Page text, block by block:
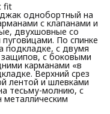
fit
однобортный на
с клапанами и
двухшовные со
По спинке
подкладке, с двумя
с боковыми
карманами «в
Верхний срез
лентой и шлевками
тесьму-молнию, с
металлическим